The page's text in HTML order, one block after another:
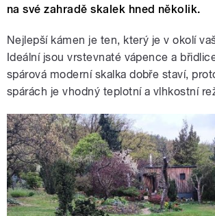
na své zahradě skalek hned několik.
Nejlepší kámen je ten, který je v okolí
Ideální jsou vrstevnaté vápence a
spárová moderní skalka dobře staví,
spárách je vhodný teplotní a vlhkostní